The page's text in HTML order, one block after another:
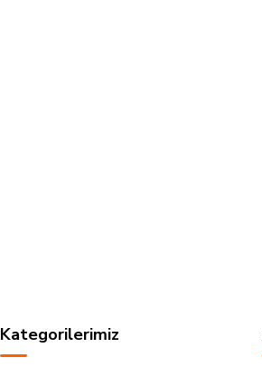
Kategorilerimiz